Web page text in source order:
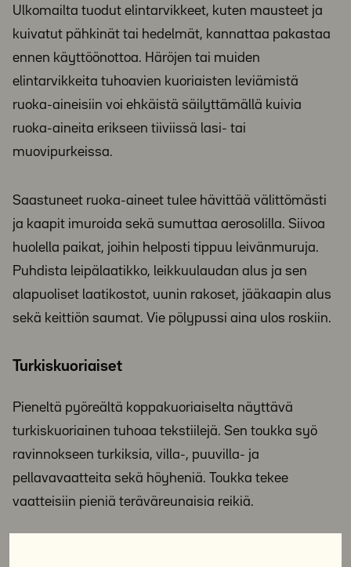
Ulkomailta tuodut elintarvikkeet, kuten mausteet ja
kuivatut pähkinät tai hedelmät, kannattaa pakastaa
ennen käyttöönottoa. Häröjen tai muiden
elintarvikkeita tuhoavien kuoriaisten leviämistä
ruoka-aineisiin voi ehkäistä säilyttämällä kuivia
ruoka-aineita erikseen tiiviissä lasi- tai
muovipurkeissa.
Saastuneet ruoka-aineet tulee hävittää välittömästi
ja kaapit imuroida sekä sumuttaa aerosolilla. Siivoa
huolella paikat, joihin helposti tippuu leivänmuruja.
Puhdista leipälaatikko, leikkuulaudan alus ja sen
alapuoliset laatikostot, uunin rakoset, jääkaapin alus
sekä keittiön saumat. Vie pölypussi aina ulos roskiin.
Turkiskuoriaiset
Pieneltä pyöreältä koppakuoriaiselta näyttävä
turkiskuoriainen tuhoaa tekstiilejä. Sen toukka syö
ravinnokseen turkiksia, villa-, puuvilla- ja
pellavavaatteita sekä höyheniä. Toukka tekee
vaatteisiin pieniä teräväreunaisia reikiä.